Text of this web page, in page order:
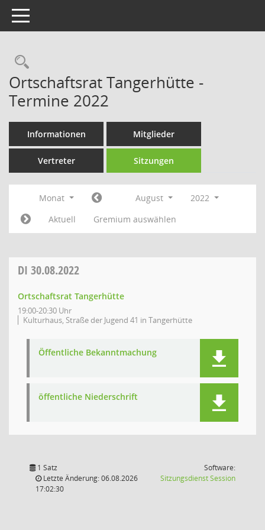
Toggle navigation
Rechercheauswahl
Ortschaftsrat Tangerhütte -
Termine 2022
Informationen Mitglieder
Vertreter Sitzungen
Monat August
2022
Aktuell
Gremium auswählen
DI 30.08.2022
Ortschaftsrat Tangerhütte
19:00-20:30 Uhr
Kulturhaus, Straße der Jugend 41 in Tangerhütte
Öffentliche Bekanntmachung
öffentliche Niederschrift
1 Satz
Letzte Änderung: 06.08.2026
17:02:30
Software:
SitzungsdienstSession(Wird in